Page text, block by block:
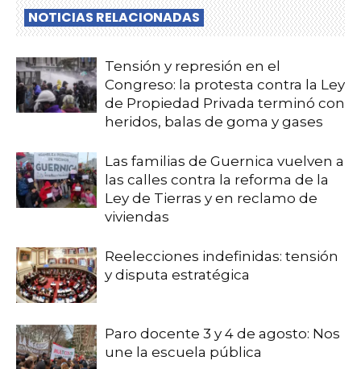
NOTICIAS RELACIONADAS
Tensión y represión en el
Congreso: la protesta contra la Ley
de Propiedad Privada terminó con
heridos, balas de goma y gases
Las familias de Guernica vuelven a
las calles contra la reforma de la
Ley de Tierras y en reclamo de
viviendas
Reelecciones indefinidas: tensión
y disputa estratégica
Paro docente 3 y 4 de agosto: Nos
une la escuela pública